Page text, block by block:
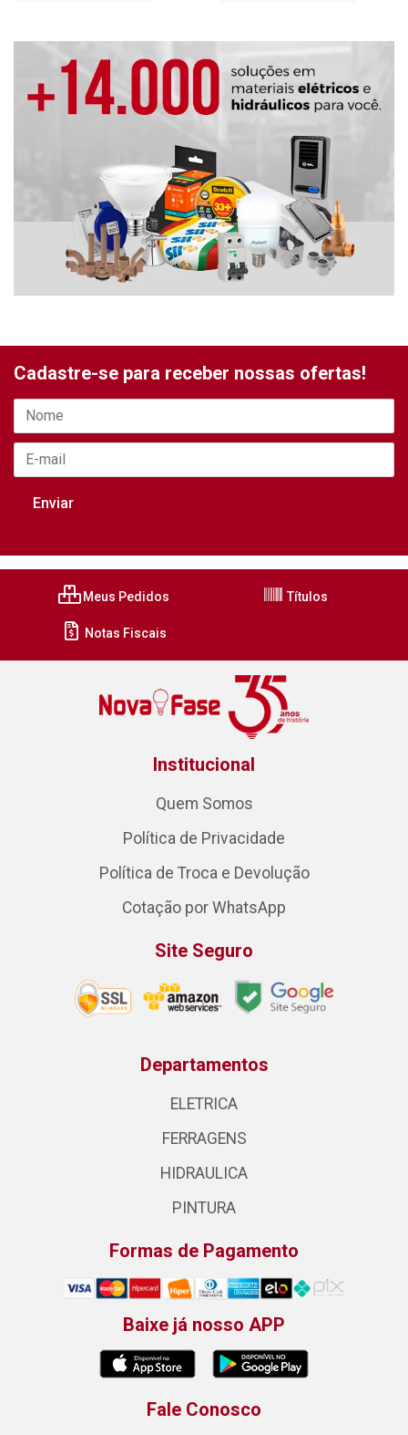
Cadastre-se para receber nossas ofertas!
Meus Pedidos Títulos
Notas Fiscais
Institucional
Quem Somos
Política de Privacidade
Política de Troca e Devolução
Cotação por WhatsApp
Site Seguro
Departamentos
ELETRICA
FERRAGENS
HIDRAULICA
PINTURA
Formas de Pagamento
Baixe já nosso APP
Fale Conosco